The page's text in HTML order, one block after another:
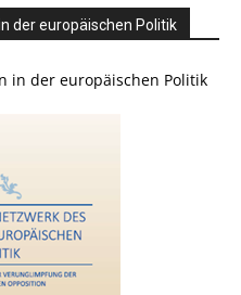
der europäischen Politik
in der europäischen Politik